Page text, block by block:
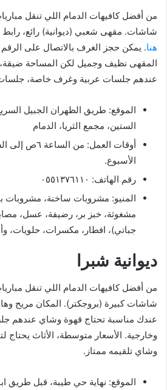
من أفضل كافيهات الدمام اللي تنقل
شاشات. مقهى شعبي (ديوانية) رائع، رابط
هنا. يمكن حجز الغرف بالاتصال على
المقهى نظيف وجميل لكن المساحة ضيقة،
عندهم جلسات عربية وغرف خاصة، جلسات
الموقع: طريق الظهران الجبيل
الستين، مجمع الثريا، الدمام
الأسبوع.
رقم الهاتف: ٠٥٥١٣٧٦١١٠
المنيو: مشروبات ساخنة، مشروبات
مشغوثة، خبز بر، رضيفة، عسل،
جباتي)، افطار، مكسرات، حلويات،
ديوانية شبرا
من أفضل كافيهات الدمام اللي تنقل
شاشات كبيرة (بروجكتر). المكان مريح
عندك مناسبة تحتاج قهوة وشاي عندهم
وخارجية. الأسعار متوسطة، الأثاث يحتاج
وشاي تلقيمه ممتاز.
الموقع: نهاية حي طيبة، قبل طريق